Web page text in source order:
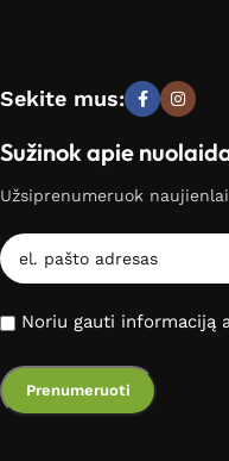
Sekite mus:
Sužinok apie
Užsiprenumeruok
Noriu gauti informaciją